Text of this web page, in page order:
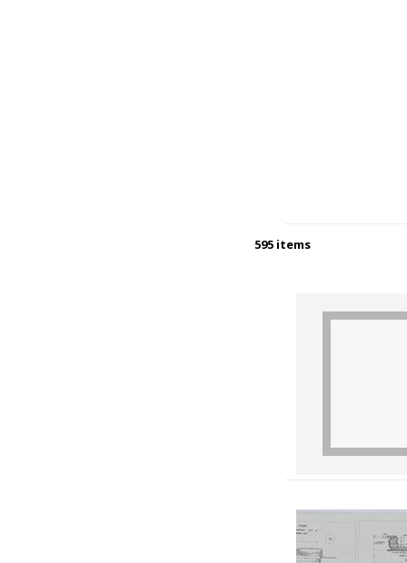
595 items